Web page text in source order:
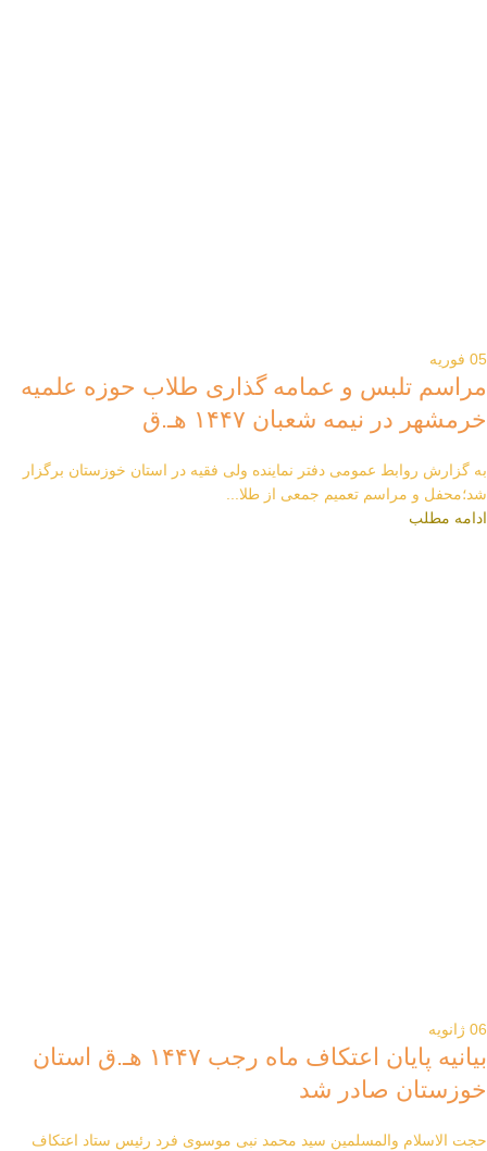
05 فوریه
مراسم تلبس و عمامه گذاری طلاب حوزه علمیه
خرمشهر در نیمه شعبان ۱۴۴۷ هـ.ق
به گزارش روابط عمومی دفتر نماینده ولی فقیه در استان خوزستان برگزار
شد؛محفل و مراسم تعمیم جمعی از طلا...
ادامه مطلب
06 ژانویه
بیانیه پایان اعتکاف ماه رجب ۱۴۴۷ هـ.ق استان
خوزستان صادر شد
حجت الاسلام والمسلمین سید محمد نبی موسوی فرد رئیس ستاد اعتکاف